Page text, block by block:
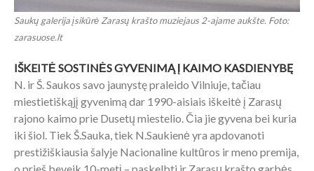
Saukų galerija įsikūrė Zarasų krašto muziejaus 2-ajame aukšte. Foto:
zarasuose.lt
IŠKEITĖ SOSTINĖS GYVENIMĄ Į KAIMO KASDIENYBĘ
N. ir Š. Saukos savo jaunystę praleido Vilniuje, tačiau
miestietiškąjį gyvenimą dar 1990-aisiais iškeitė į Zarasų
rajono kaimo prie Dusetų miestelio. Čia jie gyvena bei kuria
iki šiol. Tiek Š.Sauka, tiek N.Saukienė yra apdovanoti
prestižiškiausia šalyje Nacionaline kultūros ir meno premija,